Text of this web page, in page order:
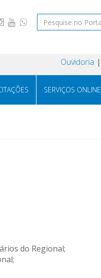
Ouvidoria
SERVIÇOS ONLINE
do Regional;